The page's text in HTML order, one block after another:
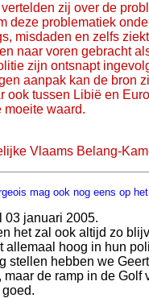
vertelden zij over de
deze problematiek
misdaden en zelfs
naar voren gebracht
zijn ontsnapt
aanpak kan de bron
ook tussen Libië en
moeite waard.
Vlaams Belang-
mag ook nog eens op
03 januari 2005.
het zal ook altijd zo
allemaal hoog in hun
stellen hebben we
de ramp in de